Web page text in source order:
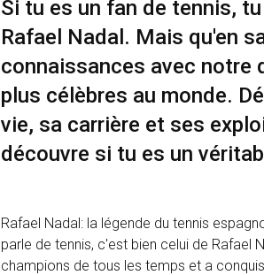
Si tu es un fan de tennis,
Rafael Nadal. Mais qu'en
connaissances avec notre
plus célèbres au monde.
vie, sa carrière et ses
découvre si tu es un
Rafael Nadal: la légende du tennis
parle de tennis, c'est bien celui de Rafael
champions de tous les temps et a